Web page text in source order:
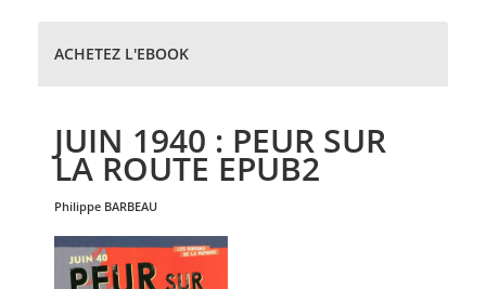
ACHETEZ L'EBOOK
JUIN 1940 : PEUR SUR
LA ROUTE EPUB2
philippe BARBEAU